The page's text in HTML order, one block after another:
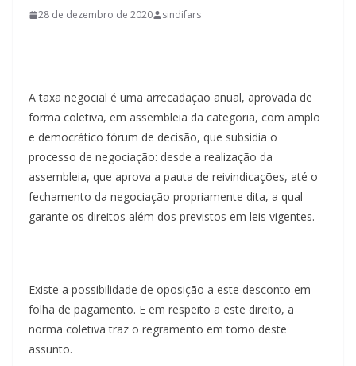
28 de dezembro de 2020 sindifars
A taxa negocial é uma arrecadação anual, aprovada de
forma coletiva, em assembleia da categoria, com amplo
e democrático fórum de decisão, que subsidia o
processo de negociação: desde a realização da
assembleia, que aprova a pauta de reivindicações, até o
fechamento da negociação propriamente dita, a qual
garante os direitos além dos previstos em leis vigentes.
Existe a possibilidade de oposição a este desconto em
folha de pagamento. E em respeito a este direito, a
norma coletiva traz o regramento em torno deste
assunto.